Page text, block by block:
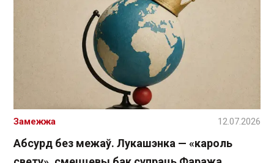
Абсурд без межаў. Лукашэнка — «кароль
Замежжа 12.07.2026